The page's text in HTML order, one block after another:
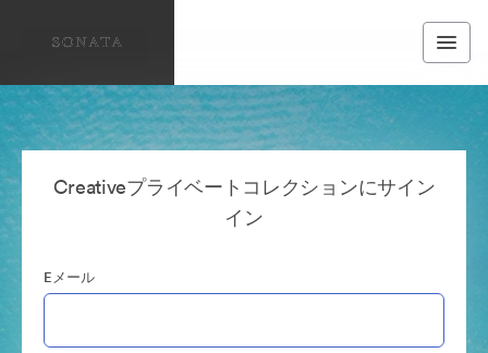
Creativeプライベートコレクションにサイン
イン
Eメール